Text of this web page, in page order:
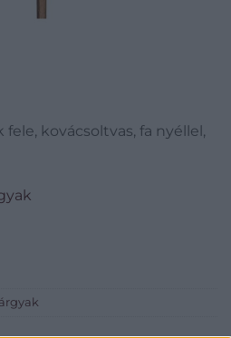
fele, kovácsoltvas, fa nyéllel,